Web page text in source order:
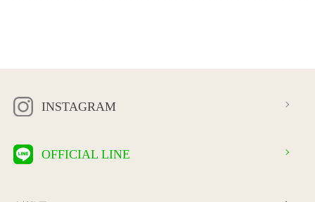
INSTAGRAM
OFFICIAL LINE